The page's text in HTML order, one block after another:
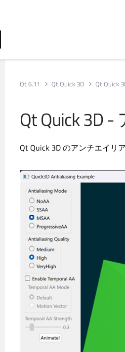
Qt 6.11 Qt Quick 3D Qt Quick
Qt Quick 3D-
Qt Quick 3Dのアンチエイリ